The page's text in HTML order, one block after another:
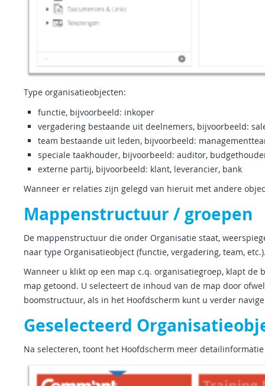
Type organisatieobjecten:
functie, bijvoorbeeld: inkoper
vergadering bestaande uit deelnemers, bijvoorbeeld:
team bestaande uit leden, bijvoorbeeld:
speciale taakhouder, bijvoorbeeld: auditor,
externe partij, bijvoorbeeld: klant, leverancier, bank
Wanneer er relaties zijn gelegd van hieruit met andere
Mappenstructuur / groepen
De mappenstructuur die onder Organisatie staat,
naar type Organisatieobject (functie, vergadering, team,
Wanneer u klikt op een map c.q. organisatiegroep, klapt
map getoond. U selecteert de inhoud van de map door
boomstructuur, als in het Hoofdscherm kunt u verder
Geselecteerd
Na selecteren, toont het Hoofdscherm meer